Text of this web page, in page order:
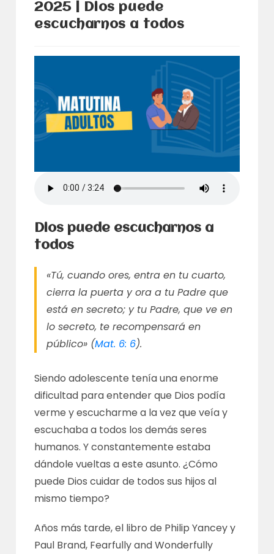
2025 | Dios puede
escucharnos a todos
Dios puede escucharnos a
todos
«Tú, cuando ores, entra en tu cuarto,
cierra la puerta y ora a tu Padre que
está en secreto; y tu Padre, que ve en
lo secreto, te recompensará en
público» (Mat. 6: 6).
Siendo adolescente tenía una enorme
dificultad para entender que Dios podía
verme y escucharme a la vez que veía y
escuchaba a todos los demás seres
humanos. Y constantemente estaba
dándole vueltas a este asunto. ¿Cómo
puede Dios cuidar de todos sus hijos al
mismo tiempo?
Años más tarde, el libro de Philip Yancey y
Paul Brand, Fearfully and Wonderfully